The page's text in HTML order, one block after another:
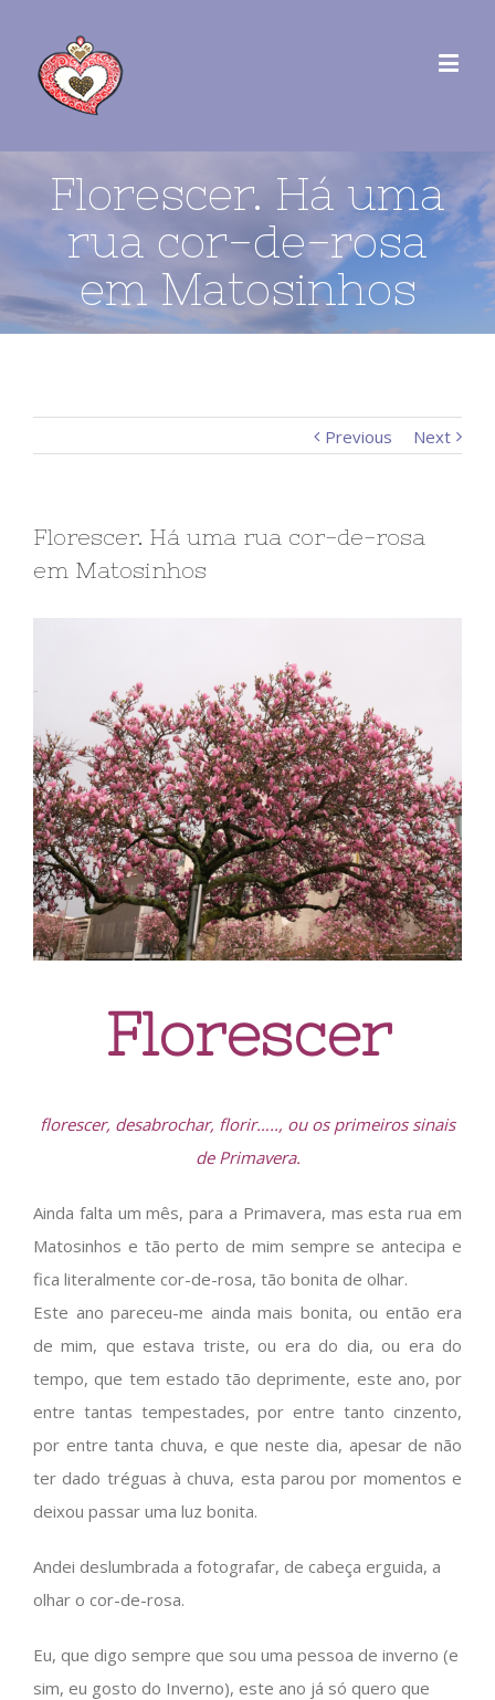
Florescer. Há uma
rua cor-de-rosa
em Matosinhos
Previous Next
Florescer. Há uma rua cor-de-rosa
em Matosinhos
Florescer
florescer, desabrochar, florir….., ou os primeiros sinais
de Primavera.
Ainda falta um mês, para a Primavera, mas esta rua em
Matosinhos e tão perto de mim sempre se antecipa e
fica literalmente cor-de-rosa, tão bonita de olhar.
Este ano pareceu-me ainda mais bonita, ou então era
de mim, que estava triste, ou era do dia, ou era do
tempo, que tem estado tão deprimente, este ano, por
entre tantas tempestades, por entre tanto cinzento,
por entre tanta chuva, e que neste dia, apesar de não
ter dado tréguas à chuva, esta parou por momentos e
deixou passar uma luz bonita.
Andei deslumbrada a fotografar, de cabeça erguida, a
olhar o cor-de-rosa.
Eu, que digo sempre que sou uma pessoa de inverno (e
sim, eu gosto do Inverno), este ano já só quero que